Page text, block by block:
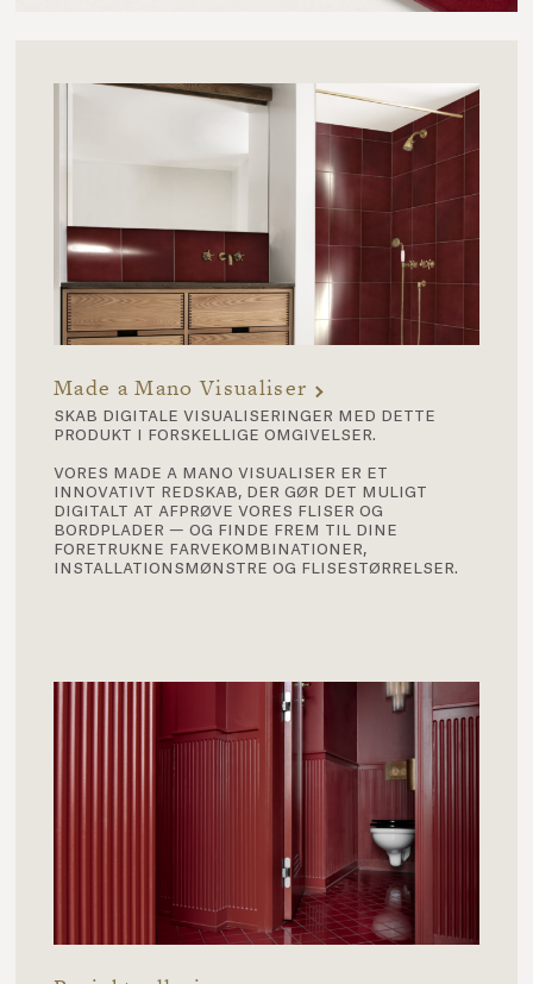
Made a Mano Visualiser
skab digitale visualiseringer med dette
produkt i forskellige omgivelser.
vores made a mano visualiser er et
innovativt redskab, der gør det muligt
digitalt at afprøve vores fliser og
bordplader — og finde frem til dine
foretrukne farvekombinationer,
installationsmønstre og flisestørrelser.